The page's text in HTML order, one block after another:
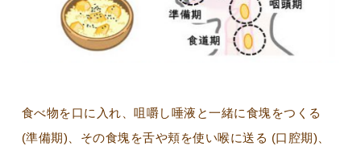
食べ物を口に入れ、咀嚼し唾液と一緒に食塊をつくる
(準備期)、その食塊を舌や頬を使い喉に送る (口腔期)、